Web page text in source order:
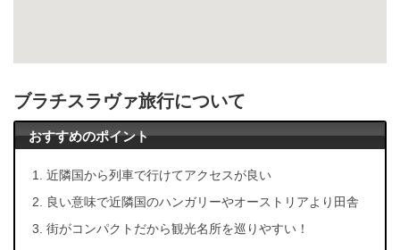
ブラチスラヴァ旅行について
おすすめのポイント
近隣国から列車で行けてアクセスが良い
良い意味で近隣国のハンガリーやオーストリアより田舎
街がコンパクトだから観光名所を巡りやすい！